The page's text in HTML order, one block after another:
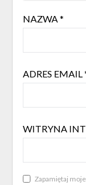
NAZWA*
ADRES EMAIL
WITRYNA
Zapamiętaj